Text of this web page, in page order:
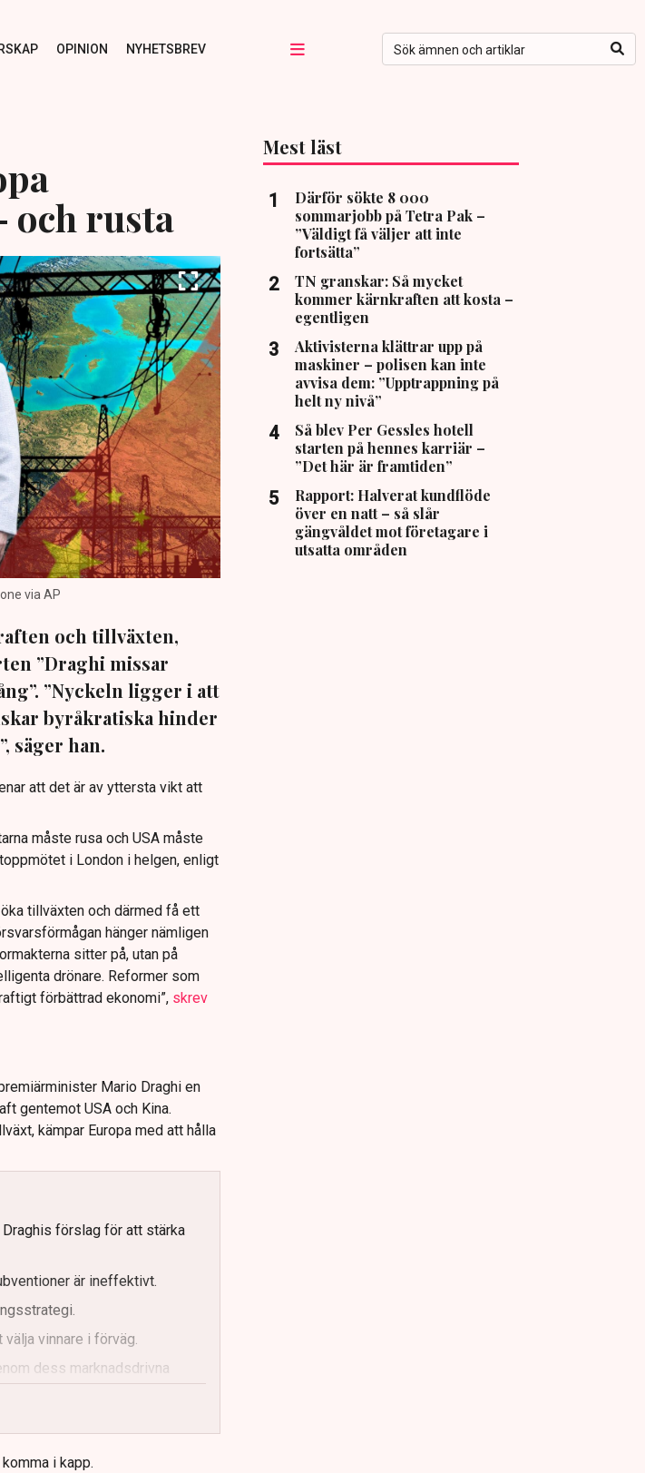
OPINION NYHETSBREV
och rusta
via AP
och tillväxten,
”Draghi missar
”Nyckeln ligger i att
byråkratiska hinder
säger han.
att det är av yttersta vikt att
måste rusa och USA måste
i London i helgen, enligt
tillväxten och därmed få ett
hänger nämligen
sitter på, utan på
drönare. Reformer som
förbättrad ekonomi”, skrev
Mario Draghi en
gentemot USA och Kina.
kämpar Europa med att hålla
förslag för att stärka
är ineffektivt.
vinnare i förväg.
dess marknadsdrivna
förkorta tillståndsprocesser.
i kapp.
Mest läst
Därför sökte 8 000
sommarjobb på Tetra Pak –
”Väldigt få väljer att inte
fortsätta”
TN granskar: Så mycket
kommer kärnkraften att kosta –
egentligen
Aktivisterna klättrar upp på
maskiner – polisen kan inte
avvisa dem: ”Upptrappning på
helt ny nivå”
Så blev Per Gessles hotell
starten på hennes karriär –
”Det här är framtiden”
Rapport: Halverat kundflöde
över en natt – så slår
gängvåldet mot företagare i
utsatta områden